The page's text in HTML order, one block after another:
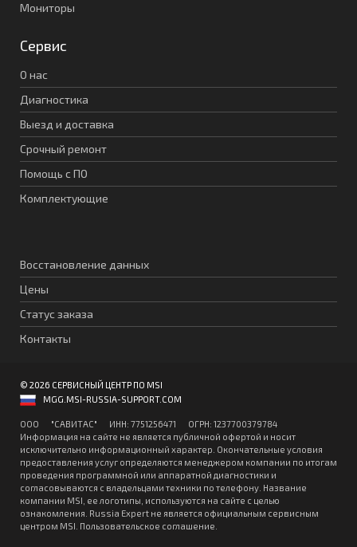
Мониторы
Сервис
О нас
Диагностика
Выезд и доставка
Срочный ремонт
Помощь с ПО
Комплектующие
Восстановление данных
Цены
Статус заказа
Контакты
© 2026 СЕРВИСНЫЙ ЦЕНТР ПО MSI
MGG.MSI-RUSSIA-SUPPORT.COM
ООО "CАВИТAC" ИНН: 7751256471 ОГPН: 1237700379784
Информация на сайте не является публичной офертой и носит
исключительно информационный характер. Окончательные условия
предоставления услуг определяются менеджером компании по итогам
проведения программной или аппаратной диагностики и
согласовываются с владельцами техники по телефону. Название
компании MSI, ее логотипы, используются на сайте с целью
ознакомления. Russia Expert не является официальным сервисным
центром MSI. Пользовательское соглашение